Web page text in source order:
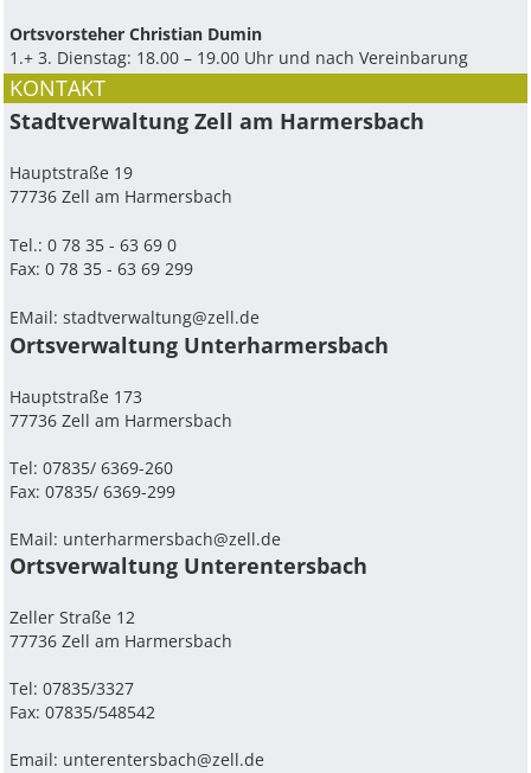
Ortsvorsteher Christian Dumin
1.+ 3. Dienstag: 18.00 – 19.00 Uhr und nach Vereinbarung
KONTAKT
Stadtverwaltung Zell am Harmersbach
Hauptstraße 19
77736 Zell am Harmersbach
Tel.: 0 78 35 - 63 69 0
Fax: 0 78 35 - 63 69 299
EMail:stadtverwaltung@zell.de
Ortsverwaltung Unterharmersbach
Hauptstraße 173
77736 Zell am Harmersbach
Tel: 07835/ 6369-260
Fax: 07835/ 6369-299
EMail: unterharmersbach@zell.de
Ortsverwaltung Unterentersbach
Zeller Straße 12
77736 Zell am Harmersbach
Tel: 07835/3327
Fax: 07835/548542
Email: unterentersbach@zell.de